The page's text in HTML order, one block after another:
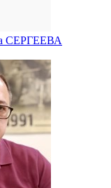
СЕРГЕЕВА